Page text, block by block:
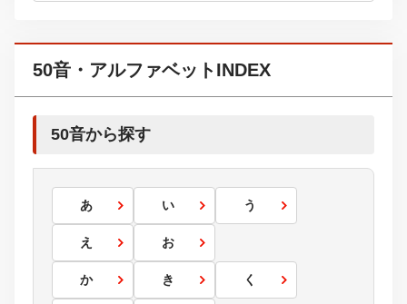
50音・アルファベットINDEX
50音から探す
あ い う
え お
か き く